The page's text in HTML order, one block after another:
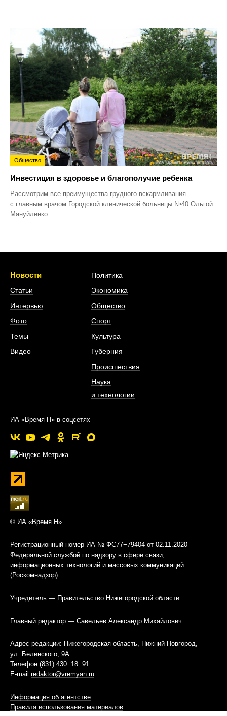
Общество
Инвестиция в здоровье и благополучие ребенка
Рассмотрим все преимущества грудного вскармливания
с главным врачом Городской клинической больницы №40 Ольгой
Мануйленко.
Новости
Статьи
Интервью
Фото
Темы
Видео
Политика
Экономика
Общество
Спорт
Культура
Губерния
Происшествия
Наука
и технологии
ИА «Время Н» в соцсетях
© ИА «Время Н»
Регистрационный номер ИА № ФС77−79404 от 02.11.2020
Федеральной службой по надзору в сфере связи,
информационных технологий и массовых коммуникаций
(Роскомнадзор)
Учредитель — Правительство Нижегородской области
Главный редактор — Савельев Александр Михайлович
Адрес редакции: Нижегородская область, Нижний Новгород,
ул. Белинского, 9А
Телефон (831) 430−18−91
E-mail redaktor@vremyan.ru
Информация об агентстве
Правила использования материалов